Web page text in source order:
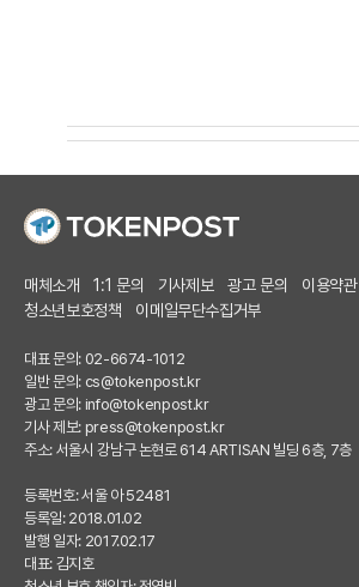
매체소개 1:1 문의 기사제보 광고 문의 이용약관
청소년보호정책
이메일무단수집거부
대표 문의: 02-6674-1012
일반 문의: cs@tokenpost.kr
광고 문의: info@tokenpost.kr
기사 제보: press@tokenpost.kr
주소: 서울시 강남구 논현로 614 ARTISAN 빌딩 6층, 7층
등록번호: 서울 아 52481
등록일: 2018.01.02
발행 일자: 2017.02.17
대표: 김지호